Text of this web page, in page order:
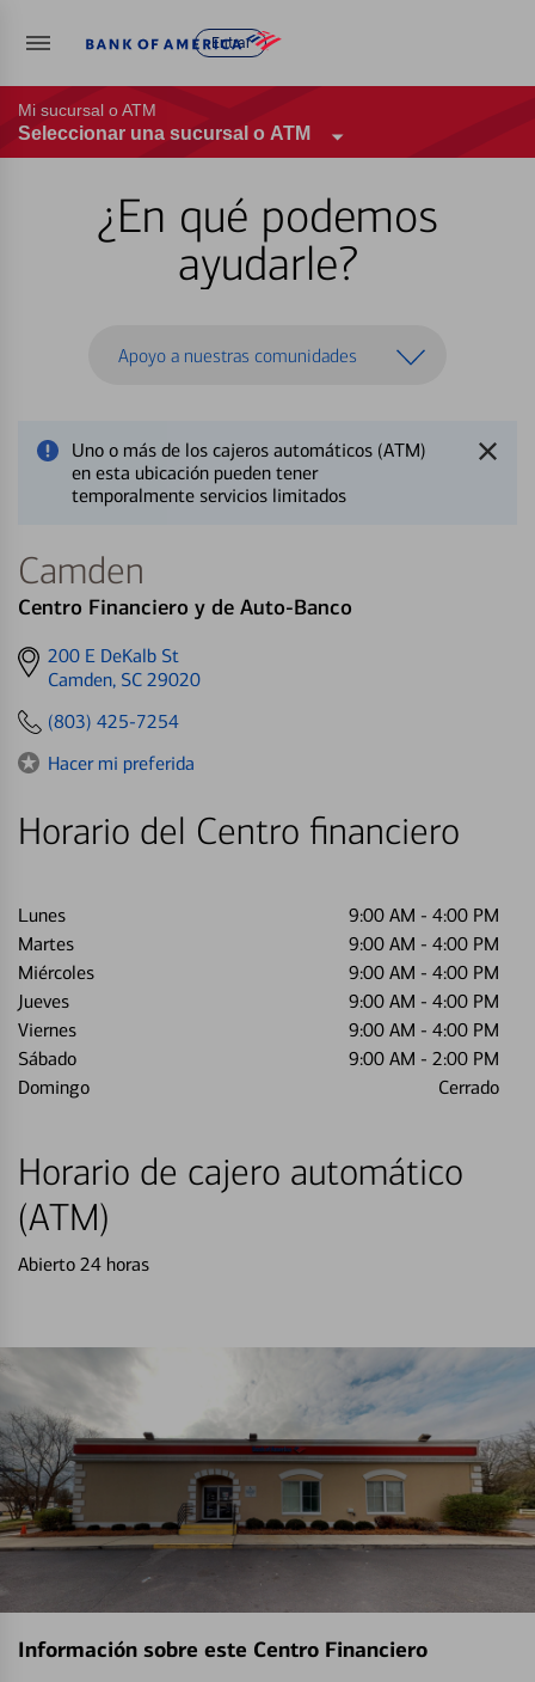
Entrar
Mi sucursal o ATM
Seleccionar una sucursal o ATM
¿En qué podemos
ayudarle?
Apoyo a nuestras comunidades
Uno o más de los cajeros automáticos (ATM)
en esta ubicación pueden tener
temporalmente servicios limitados
Camden
Centro Financiero y de Auto-Banco
Get
directions
200 E DeKalb St
Camden, SC 29020
(803) 425-7254
Hacer mi preferida
Horario del Centro financiero
Lunes 9:00 AM - 4:00 PM
Martes
9:00 AM - 4:00 PM
Miércoles
9:00 AM - 4:00 PM
Jueves
9:00 AM - 4:00 PM
Viernes
9:00 AM - 4:00 PM
Sábado
9:00 AM - 2:00 PM
Domingo
Cerrado
Horario de cajero automático
(ATM)
Abierto 24 horas
Información sobre este Centro Financiero